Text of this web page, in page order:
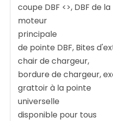
coupe DBF <>, DBF de
moteur
principale
de pointe DBF, Bites
chair de chargeur,
bordure de chargeur,
grattoir à la pointe
universelle
disponible pour tous